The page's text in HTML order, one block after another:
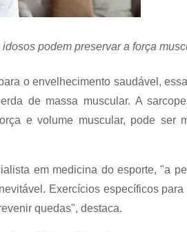
podem preservar a força
o envelhecimento saudável,
de massa muscular. A
e volume muscular, pode ser
em medicina do esporte, "a
Exercícios específicos
quedas", destaca.